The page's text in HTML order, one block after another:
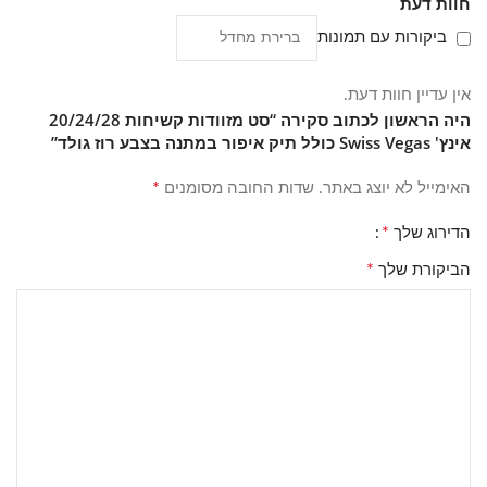
ארוכות או משפחתיות.
ממכסת המשקל המותרת בטיסה נשאר פנוי לתכולה ולא ל'משקל
המזוודה עצמה'. היות שהסט כולל שלוש גדלים שונים, אפשר
להתאים את נפח האריזה לאורך הנסיעה במקום לדחוס הכול
מומלץ לוודא מול חברת התעופה שלכם.
מאיזה חומר עשויה המזוודה וכיצד שומרים עליה נקייה?
ביקורות עם תמונות
אין עדיין חוות דעת.
היה הראשון לכתוב סקירה “סט מזוודות קשיחות 20/24/28
אינץ' Swiss Vegas כולל תיק איפור במתנה בצבע רוז גולד”
האימייל לא יוצג באתר. שדות החובה מסומנים *
הדירוג שלך *
הביקורת שלך *